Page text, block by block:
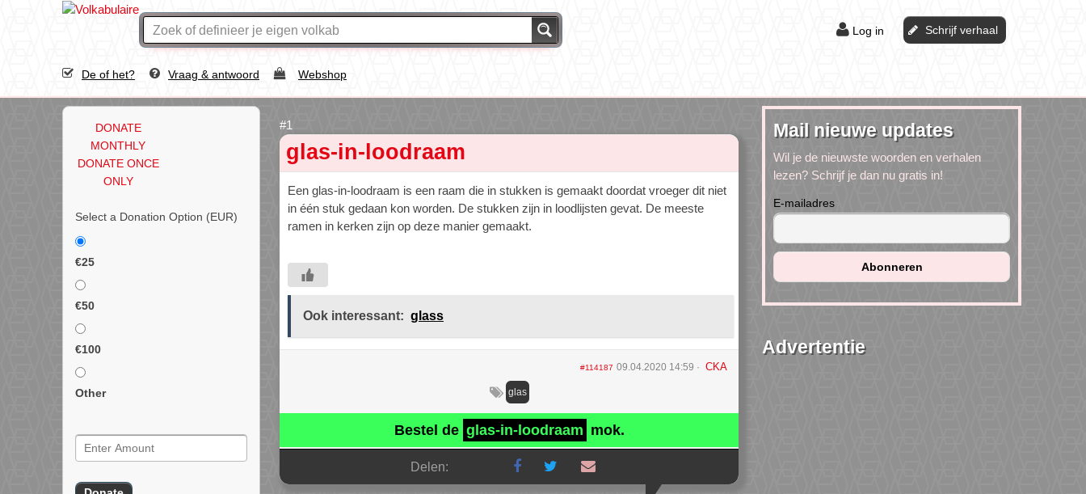
Log in Schrijf verhaal
De of het? Vraag & antwoord Webshop
DONATE
MONTHLY
DONATE ONCE
ONLY
Select a Donation Option (EUR)
€25
€50
€100
Other
glas-in-loodraam
Een glas-in-loodraam is een raam die in stukken is gemaakt doordat vroeger dit niet
in één stuk gedaan kon worden. De stukken zijn in loodlijsten gevat. De meeste
ramen in kerken zijn op deze manier gemaakt.
Ook interessant: glass
#114187 09.04.2020 14:59 CKA
glas
Bestel de glas-in-loodraam mok.
Delen:
Mail nieuwe updates
Wil je de nieuwste woorden en verhalen
lezen? Schrijf je dan nu gratis in!
E-mailadres
Advertentie